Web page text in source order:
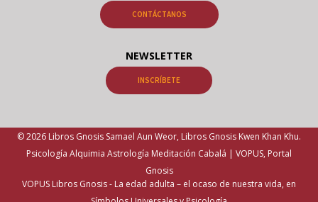
CONTÁCTANOS
NEWSLETTER
INSCRÍBETE
© 2026 Libros Gnosis Samael Aun Weor, Libros Gnosis Kwen Khan Khu.
Psicología Alquimia Astrología Meditación Cabalá | VOPUS, Portal
Gnosis
VOPUS Libros Gnosis - La edad adulta – el ocaso de nuestra vida, en